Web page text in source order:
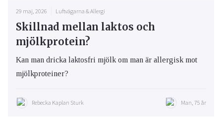
29 maj, 2026 Luftvägarna & Allergi
Skillnad mellan laktos och
mjölkprotein?
Kan man dricka laktosfri mjölk om man är allergisk mot
mjölkproteiner?
Rebecka Kaplan Sturk Man, 75 år